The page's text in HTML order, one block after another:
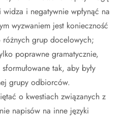
i negatywnie wpłynąć na
wyzwaniem jest konieczność
grup docelowych;
poprawne gramatycznie,
tak, aby były
grupy odbiorców.
o kwestiach związanych z
napisów na inne języki